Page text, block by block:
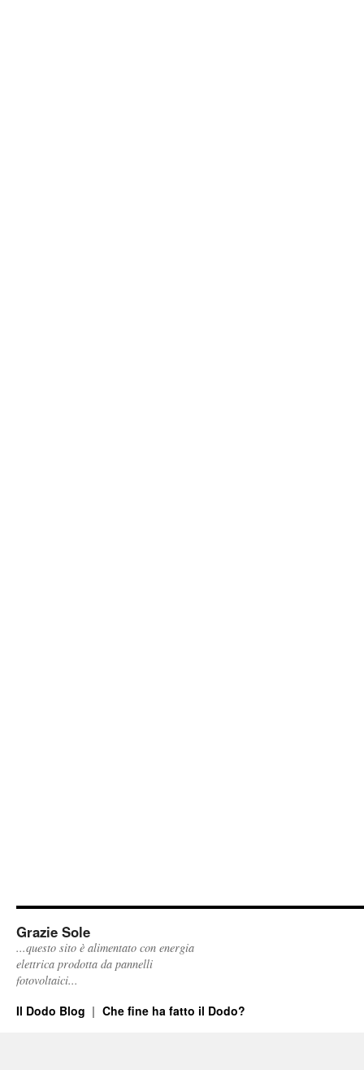
Grazie Sole
...questo sito è alimentato con energia
elettrica prodotta da pannelli
fotovoltaici...
Il Dodo Blog Che fine ha fatto il Dodo?